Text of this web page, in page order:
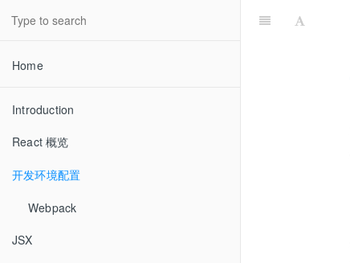
Home
Introduction
React 概览
开发环境配置
Webpack
JSX